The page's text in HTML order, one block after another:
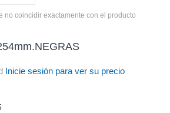
no coincidir exactamente con el producto
Inicie sesión para ver su precio